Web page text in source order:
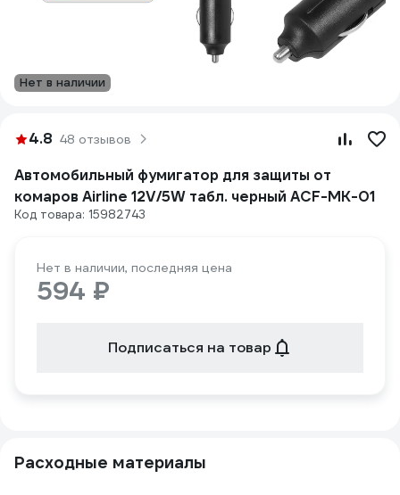
Нет в наличии
4.8 48 отзывов
Автомобильный фумигатор для защиты от
комаров Airline 12V/5W табл. черный ACF-MK-01
Код товара: 15982743
Нет в наличии, последняя цена
594 ₽
Подписаться на товар
Расходные материалы